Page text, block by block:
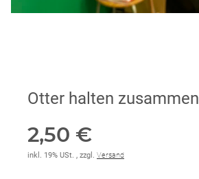
Otter halten zusammen
2,50 €
inkl. 19% USt. , zzgl. Versand